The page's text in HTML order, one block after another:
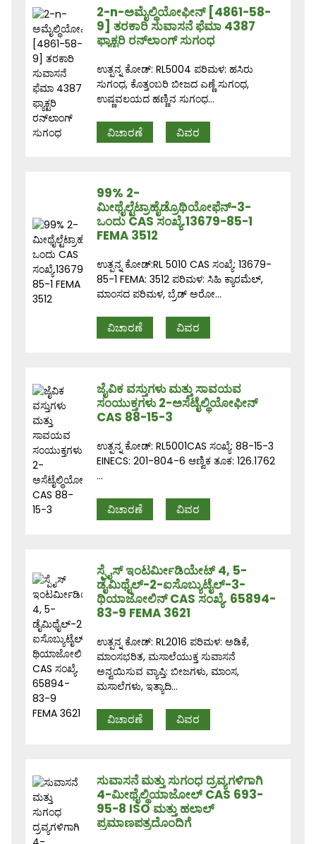
2-n-ಅಮೈಲ್ಥಿಯೋಫೀನ್ [4861-58-
9] ತರಕಾರಿ ಸುವಾಸನೆ ಫೆಮಾ 4387
ಫ್ಯಾಕ್ಟರಿ ರನ್‌ಲಾಂಗ್ ಸುಗಂಧ
ಉತ್ಪನ್ನ ಕೋಡ್: RL5004 ಪರಿಮಳ: ಹಸಿರು
ಸುಗಂಧ, ಕೊತ್ತಂಬರಿ ಬೀಜದ ಎಣ್ಣೆ ಸುಗಂಧ,
ಉಷ್ಣವಲಯದ ಹಣ್ಣಿನ ಸುಗಂಧ...
ವಿಚಾರಣೆ ವಿವರ
99% 2-
ಮೀಥೈಲ್ಟೆಟ್ರಾಹೈಡ್ರೊಥಿಯೋಫೆನ್-3-
ಒಂದು CAS ಸಂಖ್ಯೆ.13679-85-1
FEMA 3512
ಉತ್ಪನ್ನ ಕೋಡ್:RL 5010 CAS ಸಂಖ್ಯೆ: 13679-
85-1 FEMA: 3512 ಪರಿಮಳ: ಸಿಹಿ ಕ್ಯಾರಮೆಲ್,
ಮಾಂಸದ ಪರಿಮಳ, ಬ್ರೆಡ್ ಅರೋ...
ವಿಚಾರಣೆ ವಿವರ
ಜೈವಿಕ ವಸ್ತುಗಳು ಮತ್ತು ಸಾವಯವ
ಸಂಯುಕ್ತಗಳು 2-ಅಸೆಟೈಲ್ಥಿಯೋಫೀನ್
CAS 88-15-3
ಉತ್ಪನ್ನ ಕೋಡ್: RL5001CAS ಸಂಖ್ಯೆ: 88-15-3
EINECS: 201-804-6 ಆಣ್ವಿಕ ತೂಕ: 126.1762
...
ವಿಚಾರಣೆ ವಿವರ
ಸ್ಪೈಸ್ ಇಂಟರ್ಮೀಡಿಯೇಟ್ 4, 5-
ಡೈಮಿಥೈಲ್-2-ಐಸೊಬ್ಯುಟೈಲ್-3-
ಥಿಯಾಜೋಲಿನ್ CAS ಸಂಖ್ಯೆ. 65894-
83-9 FEMA 3621
ಉತ್ಪನ್ನ ಕೋಡ್: RL2016 ಪರಿಮಳ: ಅಡಿಕೆ,
ಮಾಂಸಭರಿತ, ಮಸಾಲೆಯುಕ್ತ ಸುವಾಸನೆ
ಅನ್ವಯಿಸುವ ವ್ಯಾಪ್ತಿ: ಬೀಜಗಳು, ಮಾಂಸ,
ಮಸಾಲೆಗಳು, ಇತ್ಯಾದಿ...
ವಿಚಾರಣೆ ವಿವರ
ಸುವಾಸನೆ ಮತ್ತು ಸುಗಂಧ ದ್ರವ್ಯಗಳಿಗಾಗಿ
4-ಮೀಥೈಲ್ಥಿಯಾಜೋಲ್ CAS 693-
95-8 ISO ಮತ್ತು ಹಲಾಲ್
ಪ್ರಮಾಣಪತ್ರದೊಂದಿಗೆ